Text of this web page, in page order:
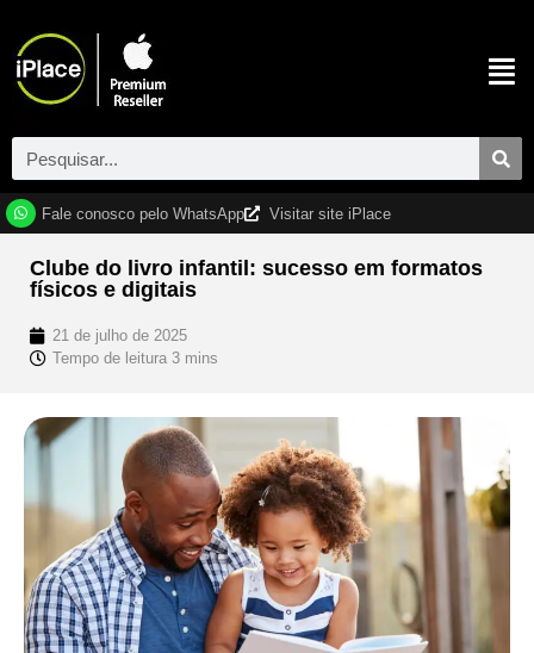
Fale conosco pelo WhatsApp Visitar site iPlace
Clube do livro infantil: sucesso em formatos
físicos e digitais
21 de julho de 2025